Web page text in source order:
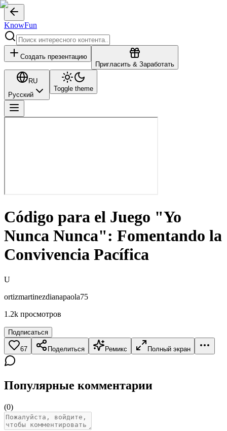
KnowFun
Создать презентацию
Пригласить & Заработать
RU
Русский
Toggle theme
Código para el Juego "Yo
Nunca Nunca": Fomentando la
Convivencia Pacífica
U
ortizmartinezdianapaola75
1.2k просмотров
Подписаться
67 Поделиться Ремикс Полный экран
Популярные комментарии
(0)